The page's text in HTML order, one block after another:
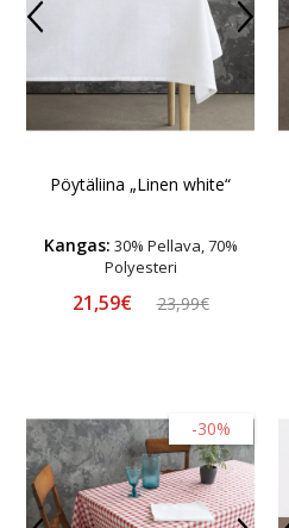
Pöytäliina „Linen white“
Kangas: 30% Pellava, 70%
Polyesteri
21,59€ 23,99€
-30%